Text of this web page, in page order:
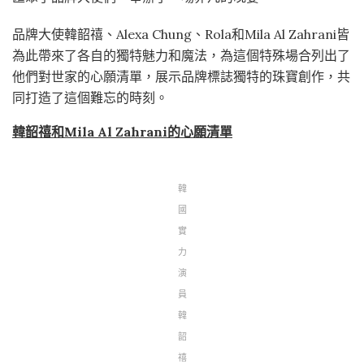
品牌大使韓韶禧、Alexa Chung、Rola和Mila Al Zahrani皆
為此帶來了各自的獨特魅力和魔法，為這個特殊場合列出了
他們對世家的心願清單，展示品牌標誌獨特的珠寶創作，共
同打造了這個難忘的時刻。
韓韶禧和Mila Al Zahrani的心願清單
韓
國
實
力
演
員
韓
韶
禧